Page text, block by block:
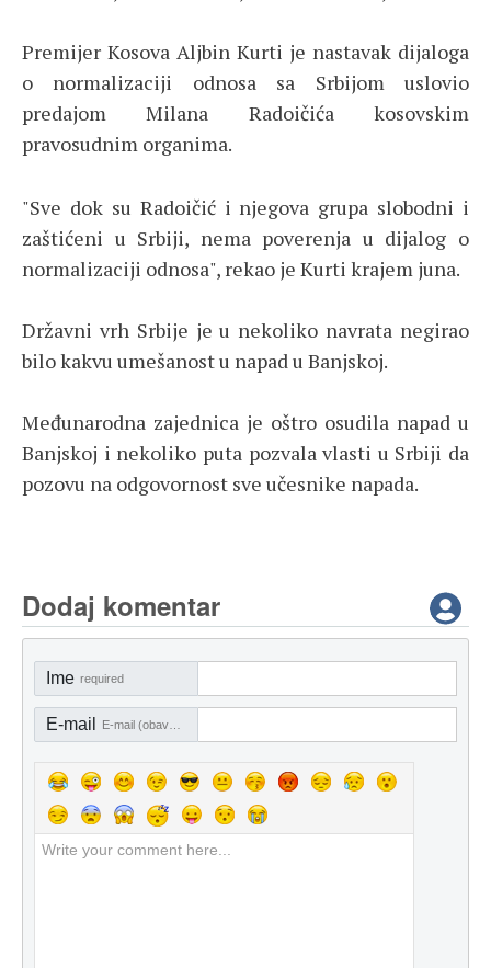
Premijer Kosova Aljbin Kurti je nastavak dijaloga
o normalizaciji odnosa sa Srbijom uslovio
predajom Milana Radoičića kosovskim
pravosudnim organima.
"Sve dok su Radoičić i njegova grupa slobodni i
zaštićeni u Srbiji, nema poverenja u dijalog o
normalizaciji odnosa", rekao je Kurti krajem juna.
Državni vrh Srbije je u nekoliko navrata negirao
bilo kakvu umešanost u napad u Banjskoj.
Međunarodna zajednica je oštro osudila napad u
Banjskoj i nekoliko puta pozvala vlasti u Srbiji da
pozovu na odgovornost sve učesnike napada.
Dodaj komentar
Ime required
E-mail